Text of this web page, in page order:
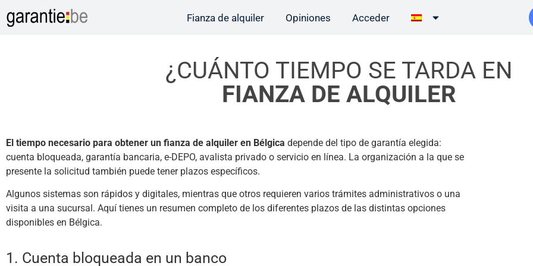
Fianza de alquiler Opiniones Acceder
¿CUÁNTO TIEMPO SE TARDA EN
FIANZA DE ALQUILER
El tiempo necesario para obtener un fianza de alquiler en Bélgica depende del tipo de garantía elegida:
cuenta bloqueada, garantía bancaria, e-DEPO, avalista privado o servicio en línea. La organización a la que se
presente la solicitud también puede tener plazos específicos.
Algunos sistemas son rápidos y digitales, mientras que otros requieren varios trámites administrativos o una
visita a una sucursal. Aquí tienes un resumen completo de los diferentes plazos de las distintas opciones
disponibles en Bélgica.
1. Cuenta bloqueada en un banco